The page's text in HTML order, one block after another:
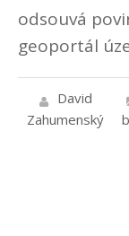
odsouvá
geoportál
David
Zahumenský